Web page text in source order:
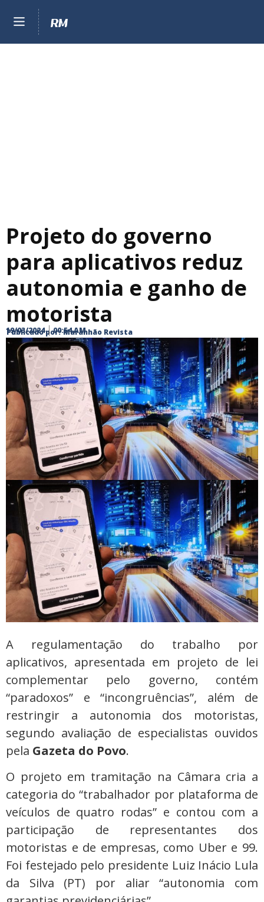
Projeto do governo
para aplicativos reduz
autonomia e ganho de
motorista
Publicado por: Maranhão Revista
19/03/2024 00:54 AM
A regulamentação do trabalho por
aplicativos, apresentada em projeto de lei
complementar pelo governo, contém
“paradoxos” e “incongruências”, além de
restringir a autonomia dos motoristas,
segundo avaliação de especialistas ouvidos
pela Gazeta do Povo.
O projeto em tramitação na Câmara cria a
categoria do “trabalhador por plataforma de
veículos de quatro rodas” e contou com a
participação de representantes dos
motoristas e de empresas, como Uber e 99.
Foi festejado pelo presidente Luiz Inácio Lula
da Silva (PT) por aliar “autonomia com